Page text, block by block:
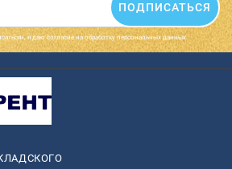
ПОДПИСАТЬСЯ
я даю cогласие на обработку персональных данных.